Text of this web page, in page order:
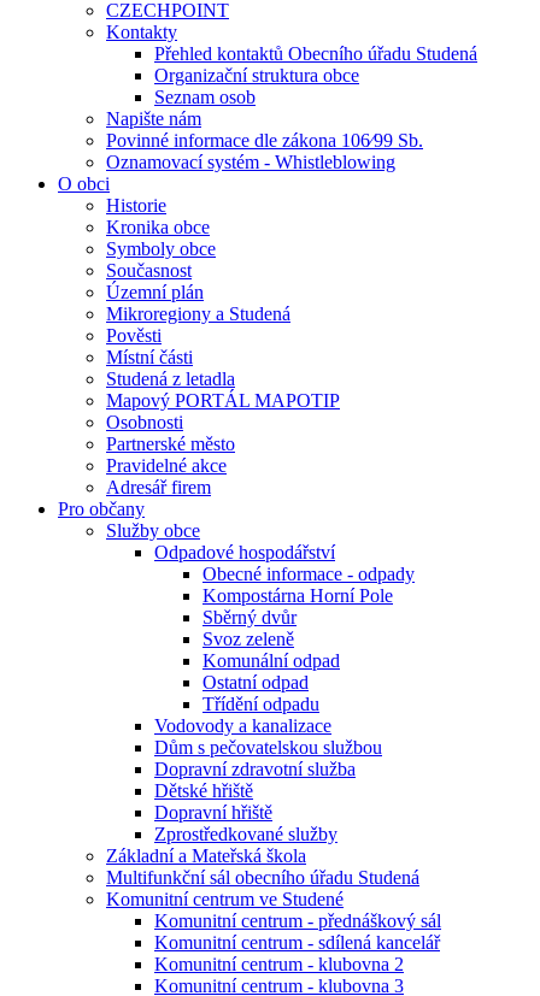
CZECHPOINT
Kontakty
Přehled kontaktů Obecního úřadu Studená
Organizační struktura obce
Seznam osob
Napište nám
Povinné informace dle zákona 106⁄99 Sb.
Oznamovací systém - Whistleblowing
O obci
Historie
Kronika obce
Symboly obce
Současnost
Územní plán
Mikroregiony a Studená
Pověsti
Místní části
Studená z letadla
Mapový PORTÁL MAPOTIP
Osobnosti
Partnerské město
Pravidelné akce
Adresář firem
Pro občany
Služby obce
Odpadové hospodářství
Obecné informace - odpady
Kompostárna Horní Pole
Sběrný dvůr
Svoz zeleně
Komunální odpad
Ostatní odpad
Třídění odpadu
Vodovody a kanalizace
Dům s pečovatelskou službou
Dopravní zdravotní služba
Dětské hřiště
Dopravní hřiště
Zprostředkované služby
Základní a Mateřská škola
Multifunkční sál obecního úřadu Studená
Komunitní centrum ve Studené
Komunitní centrum - přednáškový sál
Komunitní centrum - sdílená kancelář
Komunitní centrum - klubovna 2
Komunitní centrum - klubovna 3